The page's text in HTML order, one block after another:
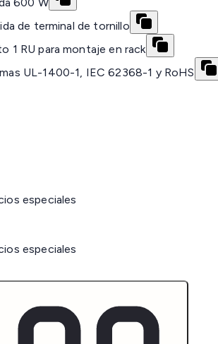
de terminal de tornillo
1 RU para montaje en rack
UL-1400-1, IEC 62368-1 y RoHS
especiales
especiales